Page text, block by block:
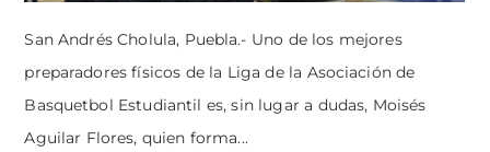
San Andrés Cholula, Puebla.- Uno de los mejores
preparadores físicos de la Liga de la Asociación de
Basquetbol Estudiantil es, sin lugar a dudas, Moisés
Aguilar Flores, quien forma...